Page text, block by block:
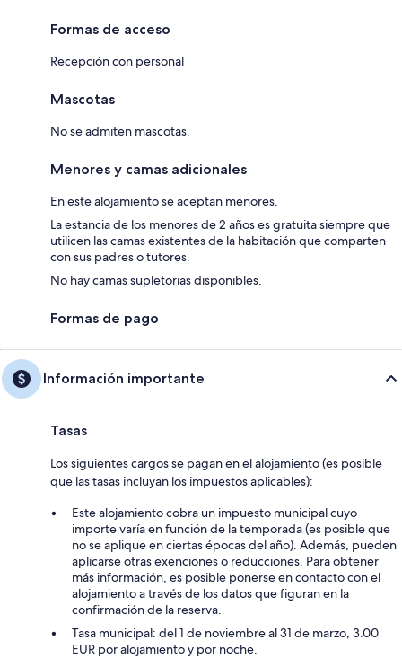
Formas de acceso
Recepción con personal
Mascotas
No se admiten mascotas.
Menores y camas adicionales
En este alojamiento se aceptan menores.
La estancia de los menores de 2 años es gratuita siempre que
utilicen las camas existentes de la habitación que comparten
con sus padres o tutores.
No hay camas supletorias disponibles.
Formas de pago
Información importante
Tasas
Los siguientes cargos se pagan en el alojamiento (es posible
que las tasas incluyan los impuestos aplicables):
Este alojamiento cobra un impuesto municipal cuyo
importe varía en función de la temporada (es posible que
no se aplique en ciertas épocas del año). Además, pueden
aplicarse otras exenciones o reducciones. Para obtener
más información, es posible ponerse en contacto con el
alojamiento a través de los datos que figuran en la
confirmación de la reserva.
Tasa municipal: del 1 de noviembre al 31 de marzo, 3.00
EUR por alojamiento y por noche.